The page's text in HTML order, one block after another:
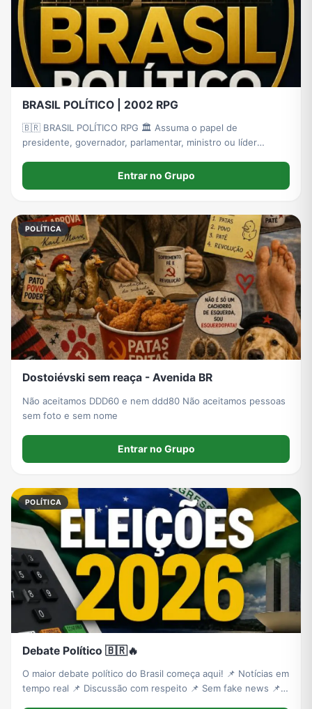
BRASIL POLÍTICO | 2002 RPG
🇧🇷 BRASIL POLÍTICO RPG 🏛️ Assuma o papel de
presidente, governador, parlamentar, ministro ou líder
Entrar no Grupo
POLÍTICA
Dostoiévski sem reaça - Avenida BR
Não aceitamos DDD60 e nem ddd80 Não aceitamos pessoas
sem foto e sem nome
Entrar no Grupo
POLÍTICA
Debate Político 🇧🇷🔥
O maior debate político do Brasil começa aqui! 📌 Notícias em
tempo real 📌 Discussão com respeito 📌 Sem fake news 📌